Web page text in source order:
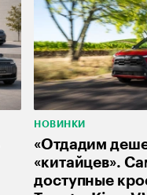
НОВИНКИ
«Отдадим
«китайцев».
доступные